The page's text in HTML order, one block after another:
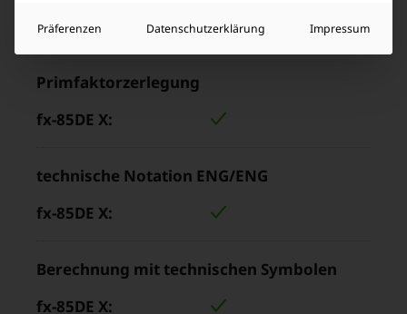
Primfaktorzerlegung
technische Notation ENG/ENG
Berechnung mit technischen Symbolen
Präferenzen Datenschutzerklärung Impressum